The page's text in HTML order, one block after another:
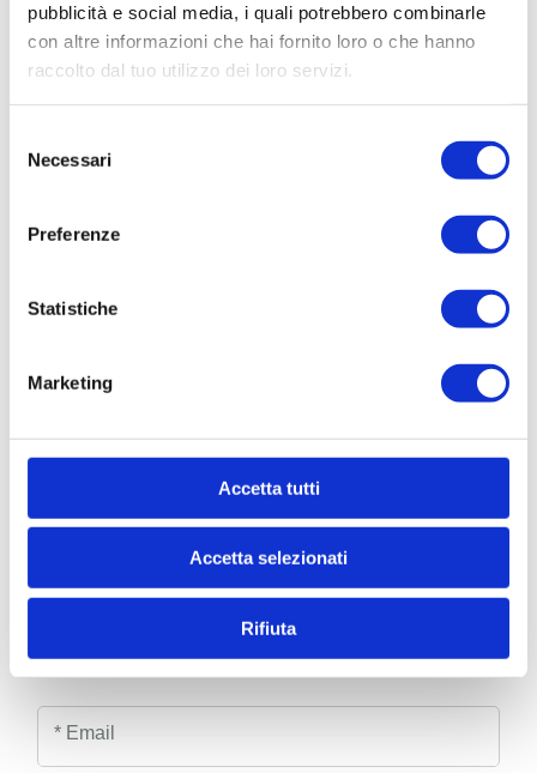
pubblicità e social media, i quali potrebbero combinarle
con altre informazioni che hai fornito loro o che hanno
raccolto dal tuo utilizzo dei loro servizi.
delNecessari
Preferenze
Statistiche
Marketing
Accetta tutti
Accetta selezionati
Rifiuta
SOGIM MONZA
* Nome
* Email